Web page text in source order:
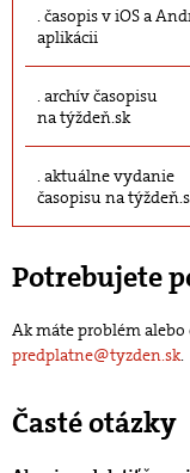
časopis v iOS a
aplikácii
archív časopisu
na týždeň.sk
aktuálne vydanie
časopisu na
Potrebujete
Ak máte problém
predplatne@tyzden.sk.
Časté otázky